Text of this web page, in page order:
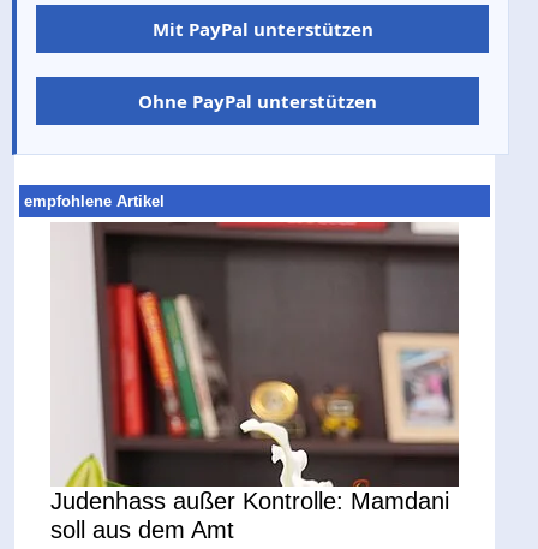
Mit PayPal unterstützen
Ohne PayPal unterstützen
empfohlene Artikel
Judenhass außer Kontrolle: Mamdani
soll aus dem Amt